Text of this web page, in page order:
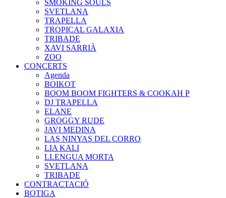
SMOKING SOULS
SVETLANA
TRAPELLA
TROPICAL GALAXIA
TRIBADE
XAVI SARRIÀ
ZOO
CONCERTS
Agenda
BOIKOT
BOOM BOOM FIGHTERS & COOKAH P
DJ TRAPELLA
ELANE
GROGGY RUDE
JAVI MEDINA
LAS NINYAS DEL CORRO
LIA KALI
LLENGUA MORTA
SVETLANA
TRIBADE
CONTRACTACIÓ
BOTIGA